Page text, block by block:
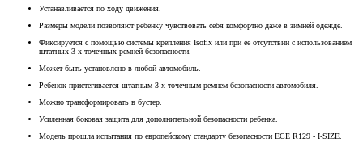
Устанавливается по ходу движения.
Размеры модели позволяют ребенку чувствовать себя комфортно даже в зимней одежде.
Фиксируется с помощью системы крепления Isofix или при ее отсутствии с использованием
штатных 3-х точечных ремней безопасности.
Может быть установлено в любой автомобиль.
Ребенок пристегивается штатным 3-х точечным ремнем безопасности автомобиля.
Можно трансформировать в бустер.
Усиленная боковая защита для дополнительной безопасности ребенка.
Модель прошла испытания по европейскому стандарту безопасности ECE R129 - I-SIZE.